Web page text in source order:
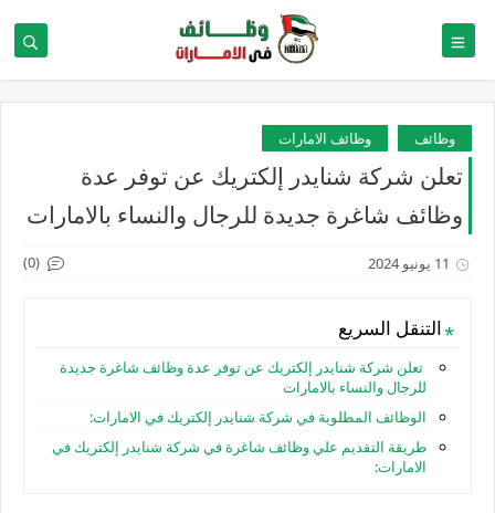
وظائف وظائف الامارات
تعلن شركة شنايدر إلكتريك عن توفر عدة
وظائف شاغرة جديدة للرجال والنساء بالامارات
11 يونيو 2024 (0)
التنقل السريع
تعلن شركة شنايدر إلكتريك عن توفر عدة وظائف شاغرة جديدة
للرجال والنساء بالامارات
الوظائف المطلوبة في شركة شنايدر إلكتريك في الامارات:
طريقة التقديم علي وظائف شاغرة في شركة شنايدر إلكتريك في
الامارات: